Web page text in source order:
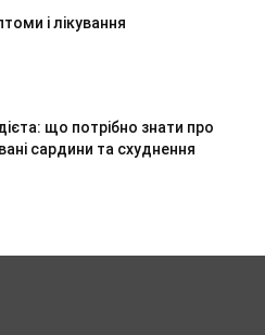
і лікування
що потрібно знати про
сардини та схуднення